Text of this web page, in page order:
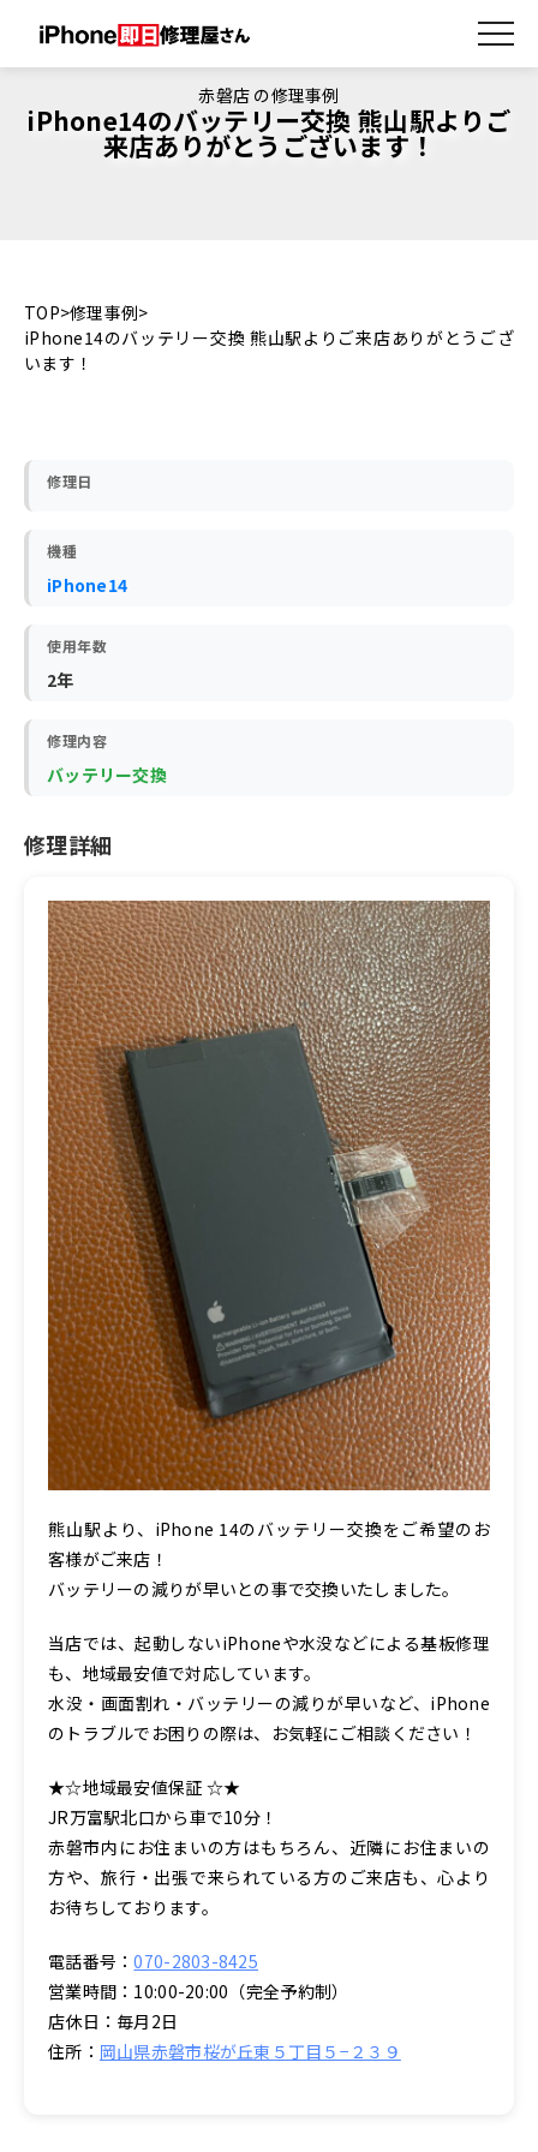
赤磐店 の修理事例
iPhone14のバッテリー交換 熊山駅よりご
来店ありがとうございます！
TOP 修理事例
iPhone14のバッテリー交換 熊山駅よりご来店ありがとうござ
います！
修理日
機種
iPhone14
使用年数
2年
修理内容
バッテリー交換
修理詳細
熊山駅より、iPhone 14のバッテリー交換をご希望のお
客様がご来店！
バッテリーの減りが早いとの事で交換いたしました。
当店では、起動しないiPhoneや水没などによる基板修理
も、地域最安値で対応しています。
水没・画面割れ・バッテリーの減りが早いなど、iPhone
のトラブルでお困りの際は、お気軽にご相談ください！
★☆地域最安値保証 ☆★
JR万富駅北口から車で10分！
赤磐市内にお住まいの方はもちろん、近隣にお住まいの
方や、旅行・出張で来られている方のご来店も、心より
お待ちしております。
電話番号：070-2803-8425
営業時間：10:00-20:00（完全予約制）
店休日：毎月2日
住所： 岡山県赤磐市桜が丘東５丁目５−２３９